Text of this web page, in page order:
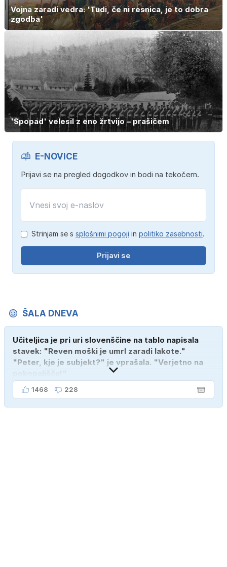
Vojna zaradi vedra: 'Tudi, če ni resnica, je to dobra
zgodba'
'Spopad' velesil z eno žrtvijo – prašičem
E-NOVICE
Prijavi se na pregled dogodkov in bodi na tekočem.
Strinjam se s splošnimi pogoji in politiko zasebnosti.
Prijavi se
ŠALA DNEVA
Učiteljica je pri uri slovenščine na tablo napisala
stavek: "Reven moški je umrl zaradi lakote."
"Peter, kje je subjekt?" je vprašala. "Verjetno na
1468 228